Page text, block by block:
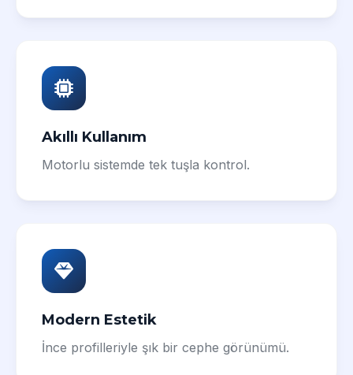
Akıllı Kullanım
Motorlu sistemde tek tuşla kontrol.
Modern Estetik
İnce profilleriyle şık bir cephe görünümü.